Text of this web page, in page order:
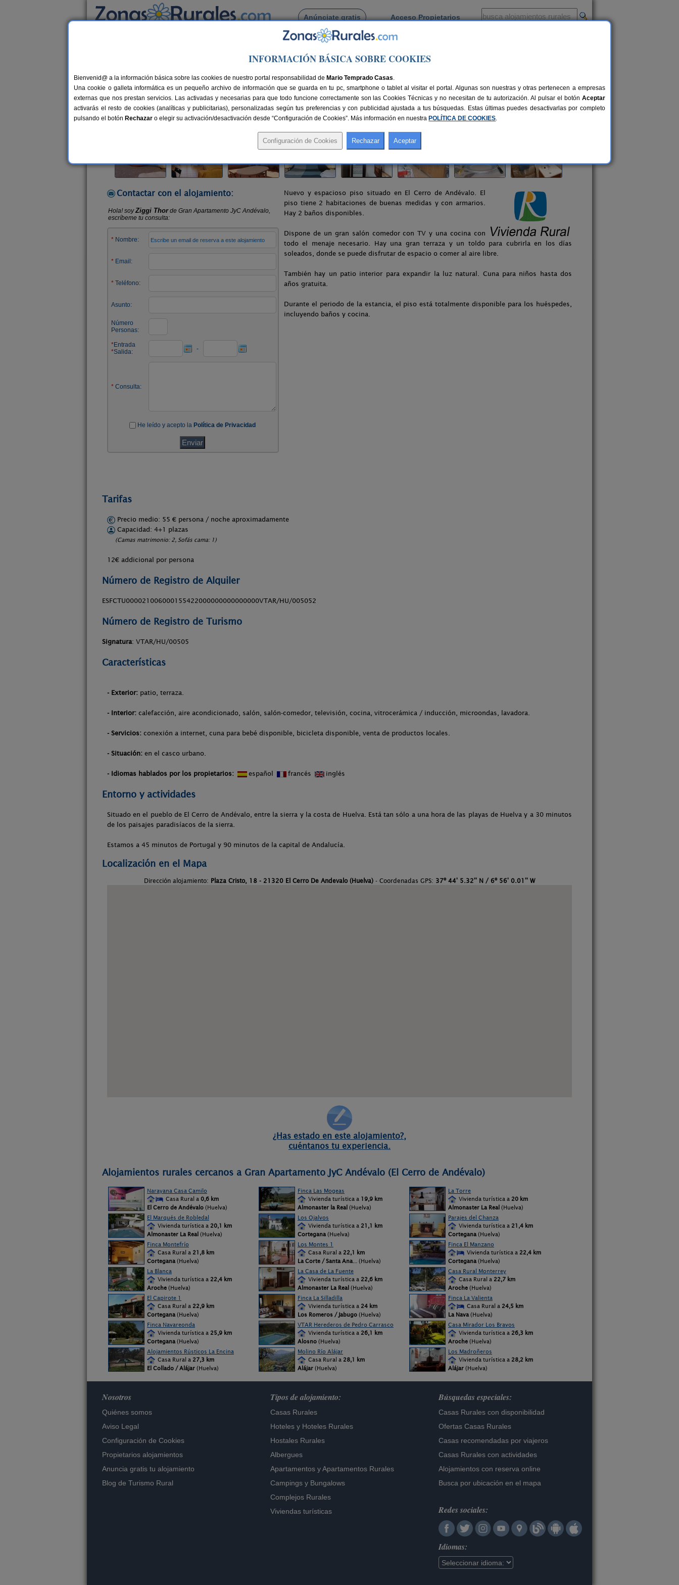
Anúnciate gratis Acceso Propietarios
Busca por pueblo
El Cerro de Andévalo> Gran Apartamento JyC Andévalo
Gran Apartamento JyC Andévalo
Apartamento en El Cerro de Andévalo (Huelva)
Alquiler completo 4+1 plazas 68 km de Huelva Compartir:
Contactar con el alojamiento:
Nuevo y espacioso piso situado en El Cerro de Andévalo. El
piso tiene 2 habitaciones de buenas medidas y con armarios.
Hay 2 baños disponibles.
Dispone de un gran salón comedor con TV y una cocina con
todo el menaje necesario. Hay una gran terraza y un toldo para cubrirla en los días
soleados, donde se puede disfrutar de espacio o comer al aire libre.
También hay un patio interior para expandir la luz natural. Cuna para niños hasta dos
años gratuita.
Durante el periodo de la estancia, el piso está totalmente disponible para los huéspedes,
incluyendo baños y cocina.
Tarifas
Precio medio: 55 € persona / noche aproximadamente
Capacidad: 4+1 plazas
(Camas matrimonio: 2, Sofás cama: 1)
12€ addicional por persona
Número de Registro de Alquiler
ESFCTU000021006000155422000000000000000VTAR/HU/005052
Número de Registro de Turismo
Signatura: VTAR/HU/00505
Características
- Exterior: patio, terraza.
- Interior: calefacción, aire acondicionado, salón, salón-comedor, televisión, cocina, vitrocerámica / inducción, microondas, lavadora.
- Servicios: conexión a internet, cuna para bebé disponible, bicicleta disponible, venta de productos locales.
- Situación: en el casco urbano.
- Idiomas hablados por los propietarios: español francés inglés
Entorno y actividades
Situado en el pueblo de El Cerro de Andévalo, entre la sierra y la costa de Huelva. Está tan sólo a una hora de las playas de Huelva y a 30 minutos
de los paisajes paradisíacos de la sierra.
Estamos a 45 minutos de Portugal y 90 minutos de la capital de Andalucía.
Localización en el Mapa
Dirección alojamiento: Plaza Cristo, 18 - 21320 El Cerro De Andevalo (Huelva) - Coordenadas GPS: 37º 44' 5.32'' N / 6º 56' 0.01'' W
¿Has estado en este alojamiento?,
cuéntanos tu experiencia.
Alojamientos rurales cercanos a Gran Apartamento JyC Andévalo (El Cerro de Andévalo)
Narayana Casa Camilo
Casa Rural a 0,6 km
El Cerro de Andévalo (Huelva)
Finca Las Mogeas
Vivienda turística a 19,9 km
Almonaster la Real (Huelva)
La Torre
Vivienda turística a 20 km
Almonaster La Real (Huelva)
El Marqués de Robledal
Vivienda turística a 20,1 km
Almonaster La Real (Huelva)
Los Ojalvos
Vivienda turística a 21,1 km
Cortegana (Huelva)
Parajes del Chanza
Vivienda turística a 21,4 km
Cortegana (Huelva)
Finca Montefrío
Casa Rural a 21,8 km
Cortegana (Huelva)
Los Montes 1
Casa Rural a 22,1 km
La Corte / Santa Ana... (Huelva)
Finca El Manzano
Vivienda turística a 22,4 km
Cortegana (Huelva)
La Blanca
Vivienda turística a 22,4 km
Aroche (Huelva)
La Casa de La Fuente
Vivienda turística a 22,6 km
Almonaster La Real (Huelva)
Casa Rural Monterrey
Casa Rural a 22,7 km
Aroche (Huelva)
El Capirote 1
Casa Rural a 22,9 km
Cortegana (Huelva)
Finca La Silladilla
Vivienda turística a 24 km
Los Romeros / Jabugo (Huelva)
Finca La Valienta
Casa Rural a 24,5 km
La Nava (Huelva)
Finca Navareonda
Vivienda turística a 25,9 km
Cortegana (Huelva)
VTAR Herederos de Pedro Carrasco
Vivienda turística a 26,1 km
Alosno (Huelva)
Casa Mirador Los Bravos
Vivienda turística a 26,3 km
Aroche (Huelva)
Alojamientos Rústicos La Encina
Casa Rural a 27,3 km
El Collado / Alájar (Huelva)
Molino Río Alájar
Casa Rural a 28,1 km
Alájar (Huelva)
Los Madroñeros
Vivienda turística a 28,2 km
Alájar (Huelva)
Nosotros
Quiénes somos
Aviso Legal
Configuración de Cookies
Propietarios alojamientos
Anuncia gratis tu alojamiento
Blog de Turismo Rural
Tipos de alojamiento:
Casas Rurales
Hoteles y Hoteles Rurales
Hostales Rurales
Albergues
Apartamentos yApartamentos Rurales
Campings y Bungalows
Complejos Rurales
Viviendas turísticas
Búsquedas especiales:
Casas Rurales con disponibilidad
Ofertas Casas Rurales
Casas recomendadas por viajeros
Casas Rurales con actividades
Alojamientos con reserva online
Busca por ubicación en el mapa
Redes sociales:
Idiomas:
INFORMACIÓN BÁSICA SOBRE COOKIES
Bienvenid@ a la información básica sobre las cookies de nuestro portal responsabilidad de Mario Temprado Casas.
Una cookie o galleta informática es un pequeño archivo de información que se guarda en tu pc, smartphone o tablet al visitar el portal. Algunas son nuestras y otras pertenecen a empresas
externas que nos prestan servicios. Las activadas y necesarias para que todo funcione correctamente son las Cookies Técnicas y no necesitan de tu autorización. Al pulsar el botón Aceptar
activarás el resto de cookies (analíticas y publicitarias), personalizadas según tus preferencias y con publicidad ajustada a tus búsquedas. Estas últimas puedes desactivarlas por completo
pulsando el botón Rechazar o elegir su activación/desactivación desde “Configuración de Cookies”. Más información en nuestra POLÍTICA DE COOKIES.